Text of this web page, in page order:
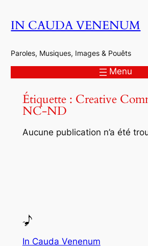
auIN CAUDA VENENUM
Paroles, Musiques, Images & Pouêts
Menu
Étiquette : Creative
NC-ND
Aucune publication n’a été
In Cauda Venenum